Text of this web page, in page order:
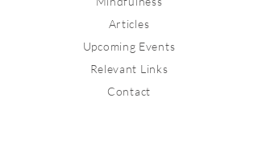
Articles
Upcoming Events
Relevant Links
Contact